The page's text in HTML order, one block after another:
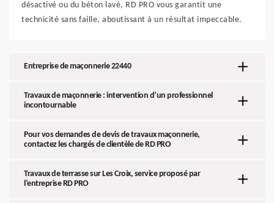
désactivé ou du béton lavé, RD PRO vous garantit une
technicité sans faille, aboutissant à un résultat impeccable.
Entreprise de maçonnerie 22440
Travaux de maçonnerie : intervention d’un professionnel
incontournable
Pour vos demandes de devis de travaux maçonnerie,
contactez les chargés de clientèle de RD PRO
Travaux de terrasse sur Les Croix, service proposé par
l’entreprise RD PRO